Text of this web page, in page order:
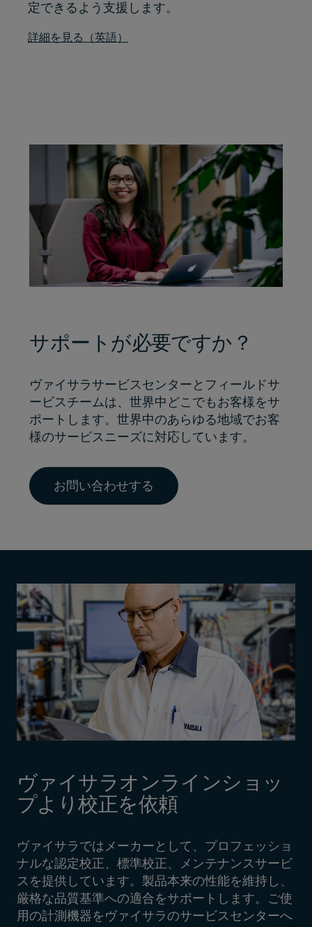
定できるよう支援します。
詳細を見る（英語）
サポートが必要ですか？
ヴァイサラサービスセンターとフィールドサ
ービスチームは、世界中どこでもお客様をサ
ポートします。世界中のあらゆる地域でお客
様のサービスニーズに対応しています。
お問い合わせする
ヴァイサラオンラインショッ
プより校正を依頼
ヴァイサラではメーカーとして、プロフェッショ
ナルな認定校正、標準校正、メンテナンスサービ
スを提供しています。製品本来の性能を維持し、
厳格な品質基準への適合をサポートします。ご使
用の計測機器をヴァイサラのサービスセンターへ